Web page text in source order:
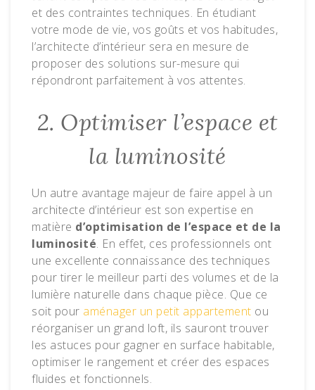
et des contraintes techniques. En étudiant
votre mode de vie, vos goûts et vos habitudes,
l’architecte d’intérieur sera en mesure de
proposer des solutions sur-mesure qui
répondront parfaitement à vos attentes.
2. Optimiser l’espace et
la luminosité
Un autre avantage majeur de faire appel à un
architecte d’intérieur est son expertise en
matière d’optimisation de l’espace et de la
luminosité. En effet, ces professionnels ont
une excellente connaissance des techniques
pour tirer le meilleur parti des volumes et de la
lumière naturelle dans chaque pièce. Que ce
soit pour aménager un petit appartement ou
réorganiser un grand loft, ils sauront trouver
les astuces pour gagner en surface habitable,
optimiser le rangement et créer des espaces
fluides et fonctionnels.